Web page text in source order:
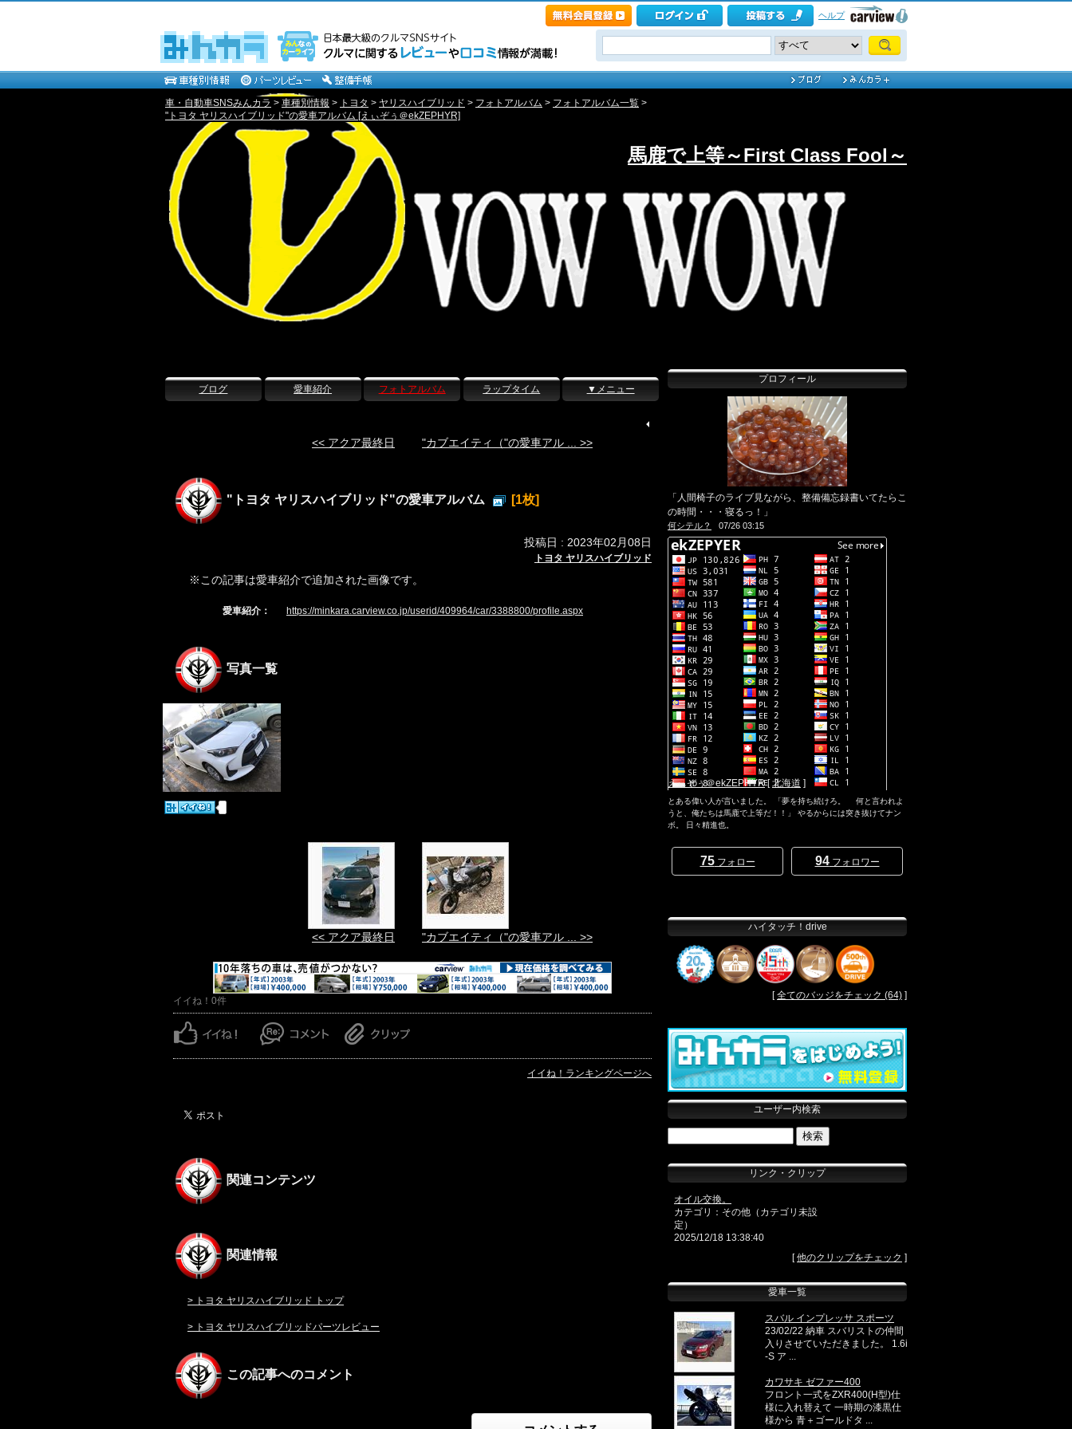
ヘルプ
車・自動車SNSみんカラ > 車種別情報 > トヨタ > ヤリスハイブリッド > フォトアルバム > フォトアルバム一覧 >
"トヨタ ヤリスハイブリッド"の愛車アルバム [えぃぞぅ＠ekZEPHYR]
馬鹿で上等～First Class Fool～
ブログ 愛車紹介 フォトアルバム ラップタイム ▼メニュー
<< アクア最終日 "カブエイティ（"の愛車アル ... >>
"トヨタ ヤリスハイブリッド"の愛車アルバム [1枚]
投稿日 : 2023年02月08日
トヨタ ヤリスハイブリッド
※この記事は愛車紹介で追加された画像です。
愛車紹介： https://minkara.carview.co.jp/userid/409964/car/3388800/profile.aspx
写真一覧
<< アクア最終日 "カブエイティ（"の愛車アル ... >>
イイね！0件
イイね！ランキングページへ
関連コンテンツ
関連情報
> トヨタ ヤリスハイブリッド トップ
> トヨタ ヤリスハイブリッドパーツレビュー
この記事へのコメント
プロフィール
「人間椅子のライブ見ながら、整備備忘録書いてたらこ
の時間・・・寝るっ！」
何シテル？ 07/26 03:15
えぃぞぅ＠ekZEPHYR[北海道 ]
とある偉い人が言いました。 「夢を持ち続けろ。 何と言われよ
うと、俺たちは馬鹿で上等だ！！」 やるからには突き抜けてナン
ボ。 日々精進也。
75フォロー 94フォロワー
ハイタッチ！drive
[全てのバッジをチェック (64) ]
ユーザー内検索
リンク・クリップ
オイル交換。
カテゴリ：その他（カテゴリ未設
定）
2025/12/18 13:38:40
[他のクリップをチェック ]
愛車一覧
スバル インプレッサ スポーツ
23/02/22 納車 スバリストの仲間
入りさせていただきました。 1.6i
-S ア ...
カワサキ ゼファー400
フロント一式をZXR400(H型)仕
様に入れ替えて 一時期の漆黒仕
様から 青＋ゴールドタ ...